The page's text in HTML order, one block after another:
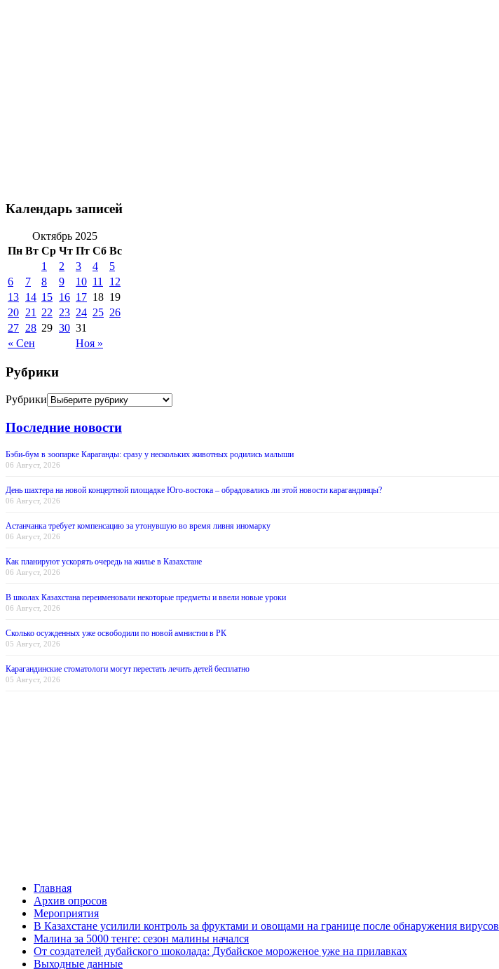
Календарь записей
Октябрь 2025
Пн Вт Ср Чт Пт Сб Вс
« Сен Ноя »
1 2 3 4
5
6
7 8 9 10 11
12
13 14 15 16 17 18 19
20 21 22 23 24 25 26
27 28 29 30 31
Рубрики
Рубрики
Последние новости
Бэби-бум в зоопарке Караганды: сразу у нескольких животных родились малыши
06 Август, 2026
День шахтера на новой концертной площадке Юго-востока – обрадовались ли этой новости карагандинцы?
06 Август, 2026
Астанчанка требует компенсацию за утонувшую во время ливня иномарку
06 Август, 2026
Как планируют ускорять очередь на жилье в Казахстане
06 Август, 2026
В школах Казахстана переименовали некоторые предметы и ввели новые уроки
06 Август, 2026
Сколько осужденных уже освободили по новой амнистии в РК
05 Август, 2026
Карагандинские стоматологи могут перестать лечить детей бесплатно
05 Август, 2026
Главная
Архив опросов
Мероприятия
В Казахстане усилили контроль за фруктами и овощами на границе после обнаружения вирусов
Малина за 5000 тенге: сезон малины начался
От создателей дубайского шоколада: Дубайское мороженое уже на прилавках
Выходные данные